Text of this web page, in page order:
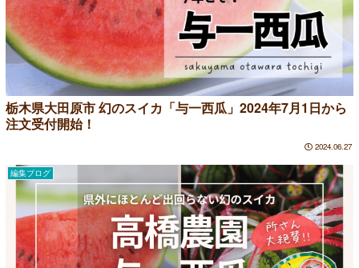
栃木県大田原市 幻のスイカ「与一西瓜」2024年7月1日から
注文受付開始！
2024.06.27
編集ブログ